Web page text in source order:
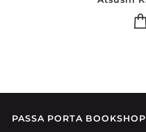
PASSA PORTA BOOKSHOP